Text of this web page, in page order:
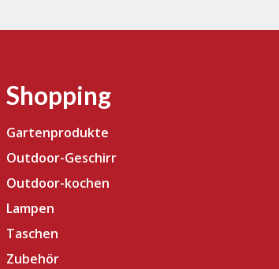
Shopping
Gartenprodukte
Outdoor-Geschirr
Outdoor-kochen
Lampen
Taschen
Zubehör